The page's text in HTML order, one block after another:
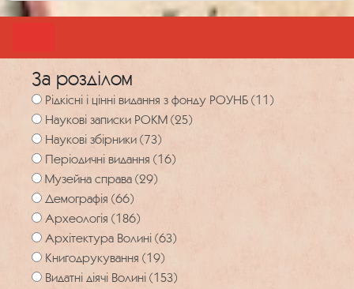
За розділом
Рідкісні і цінні видання з фонду РОУНБ (11)
Наукові записки РОКМ (25)
Наукові збірники (73)
Періодичні видання (16)
Музейна справа (29)
Демографія (66)
Археологія (186)
Архітектура Волині (63)
Книгодрукування (19)
Видатні діячі Волині (153)